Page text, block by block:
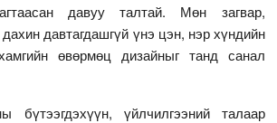
давуу талтай. Мөн загвар,
давтагдашгүй үнэ цэн, нэр хүндийн
өвөрмөц дизайныг танд санал
бүтээгдэхүүн, үйлчилгээний талаар